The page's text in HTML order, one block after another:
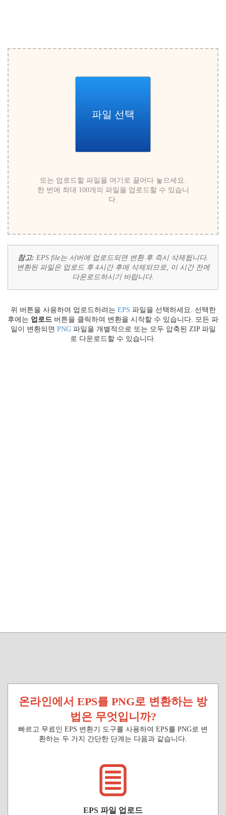
파일 선택
또는 업로드할 파일을 여기로 끌어다 놓으세요.
한 번에 최대 100개의 파일을 업로드할 수 있습니
다.
참고: EPS file는 서버에 업로드되면 변환 후 즉시 삭제됩니다.
변환된 파일은 업로드 후 4시간 후에 삭제되므로, 이 시간 전에
다운로드하시기 바랍니다.
위 버튼을 사용하여 업로드하려는 EPS 파일을 선택하세요. 선택한
후에는 업로드 버튼을 클릭하여 변환을 시작할 수 있습니다. 모든 파
일이 변환되면 PNG파일을 개별적으로 또는 모두 압축된 ZIP 파일
로 다운로드할 수 있습니다.
온라인에서 EPS를 PNG로 변환하는 방
법은 무엇입니까?
빠르고 무료인 EPS 변환기 도구를 사용하여 EPS를 PNG로 변
환하는 두 가지 간단한 단계는 다음과 같습니다.
EPS 파일 업로드